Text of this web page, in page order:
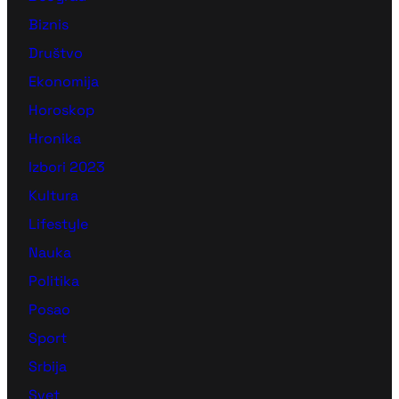
Biznis
Društvo
Ekonomija
Horoskop
Hronika
Izbori 2023
Kultura
Lifestyle
Nauka
Politika
Posao
Sport
Srbija
Svet